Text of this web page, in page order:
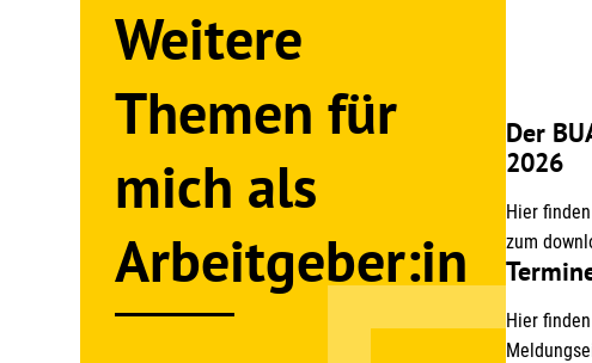
Weitere
Themen für
mich als
Arbeitgeber:in
Der
2026
Hier
zum
Hier